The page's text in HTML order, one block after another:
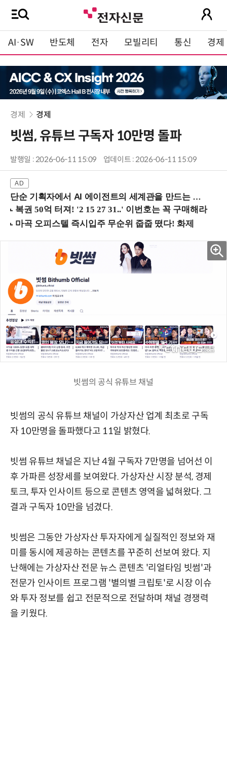
AI·SW 반도체 전자 모빌리티 통신 경제
경제 경제
빗썸, 유튜브 구독자 10만명 돌파
발행일 : 2026-06-11 15:09 업데이트 : 2026-06-11 15:09
단순 기획자에서 AI 에이전트의 세계관을 만드는 지식 설계자로.. (8/20 강남역)
빗썸의 공식 유튜브 채널
빗썸의 공식 유튜브 채널이 가상자산 업계 최초로 구독
자 10만명을 돌파했다고 11일 밝혔다.
빗썸 유튜브 채널은 지난 4월 구독자 7만명을 넘어선 이
후 가파른 성장세를 보여왔다. 가상자산 시장 분석, 경제
토크, 투자 인사이트 등으로 콘텐츠 영역을 넓혀왔다. 그
결과 구독자 10만을 넘겼다.
빗썸은 그동안 가상자산 투자자에게 실질적인 정보와 재
미를 동시에 제공하는 콘텐츠를 꾸준히 선보여 왔다. 지
난해에는 가상자산 전문 뉴스 콘텐츠 '리얼타임 빗썸'과
전문가 인사이트 프로그램 '별의별 크립토'로 시장 이슈
와 투자 정보를 쉽고 전문적으로 전달하며 채널 경쟁력
을 키웠다.